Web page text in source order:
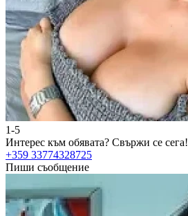
1-5
Интерес към обявата? Свържи се сега!
+359 33774328725
Пиши съобщение